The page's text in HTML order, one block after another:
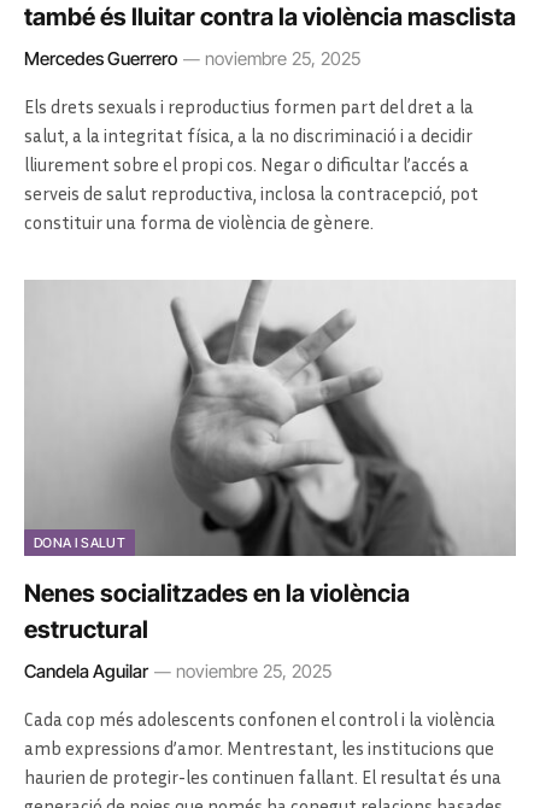
també és lluitar contra la violència masclista
Mercedes Guerrero noviembre 25, 2025
Els drets sexuals i reproductius formen part del dret a la
salut, a la integritat física, a la no discriminació i a decidir
lliurement sobre el propi cos. Negar o dificultar l’accés a
serveis de salut reproductiva, inclosa la contracepció, pot
constituir una forma de violència de gènere.
DONA I SALUT
Nenes socialitzades en la violència
estructural
Candela Aguilar noviembre 25, 2025
Cada cop més adolescents confonen el control i la violència
amb expressions d’amor. Mentrestant, les institucions que
haurien de protegir-les continuen fallant. El resultat és una